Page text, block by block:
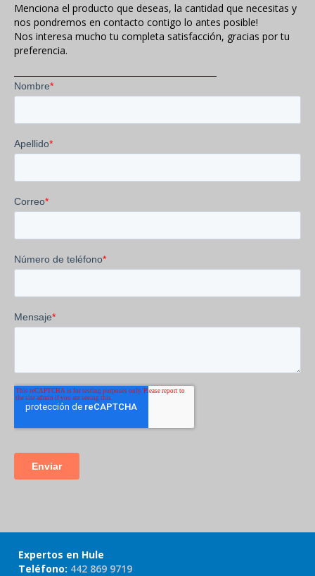
Menciona el producto que deseas, la cantidad que necesitas y
nos pondremos en contacto contigo lo antes posible!
Nos interesa mucho tu completa satisfacción, gracias por tu
preferencia.
Expertos en Hule
Teléfono: 442 869 9719